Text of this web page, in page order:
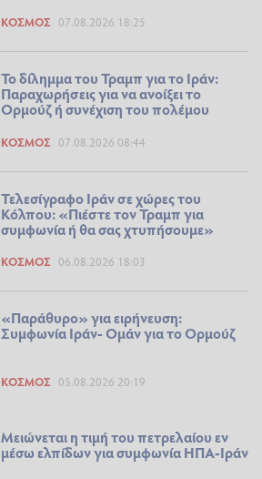
ΚΌΣΜΟΣ 07.08.2026 18:25
Το δίλημμα του Τραμπ για το Ιράν:
Παραχωρήσεις για να ανοίξει το
Ορμούζ ή συνέχιση του πολέμου
ΚΌΣΜΟΣ 07.08.2026 08:44
Τελεσίγραφο Ιράν σε χώρες του
Κόλπου: «Πιέστε τον Τραμπ για
συμφωνία ή θα σας χτυπήσουμε»
ΚΌΣΜΟΣ 06.08.2026 18:03
«Παράθυρο» για ειρήνευση:
Συμφωνία Ιράν- Ομάν για το Ορμούζ
ΚΌΣΜΟΣ 05.08.2026 20:19
Μειώνεται η τιμή του πετρελαίου εν
μέσω ελπίδων για συμφωνία ΗΠΑ-Ιράν